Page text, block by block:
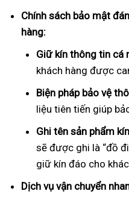
Chính sách bảo mật
hàng:
Giữ kín thông tin cá
khách hàng được
Biện pháp bảo vệ
liệu tiên tiến giúp
Ghi tên sản phẩm
sẽ được ghi là “đồ
giữ kín đáo cho
Dịch vụ vận chuyển